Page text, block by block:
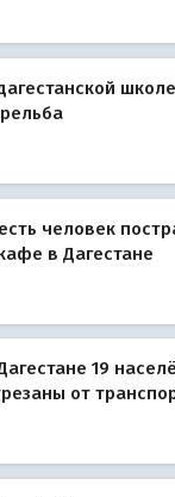
человек
в Дагестане
19
от